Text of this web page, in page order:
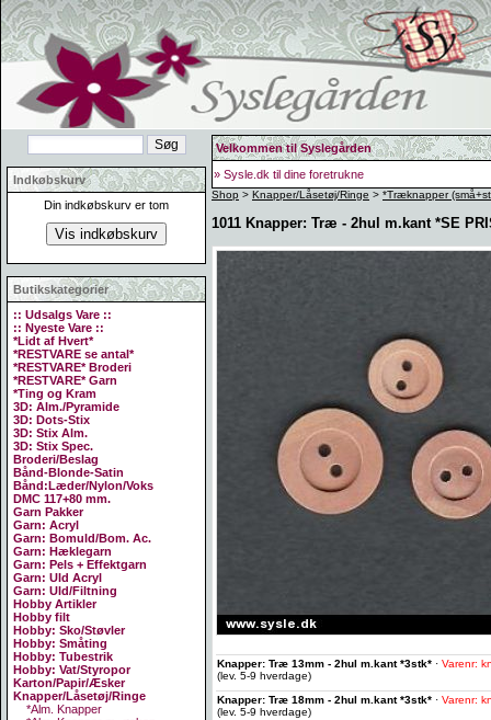
Indkøbskurv
Din indkøbskurv er tom
Butikskategorier
:: Udsalgs Vare ::
:: Nyeste Vare ::
*Lidt af Hvert*
*RESTVARE se antal*
*RESTVARE* Broderi
*RESTVARE* Garn
*Ting og Kram
3D: Alm./Pyramide
3D: Dots-Stix
3D: Stix Alm.
3D: Stix Spec.
Broderi/Beslag
Bånd-Blonde-Satin
Bånd:Læder/Nylon/Voks
DMC 117+80 mm.
Garn Pakker
Garn: Acryl
Garn: Bomuld/Bom. Ac.
Garn: Hæklegarn
Garn: Pels + Effektgarn
Garn: Uld Acryl
Garn: Uld/Filtning
Hobby Artikler
Hobby filt
Hobby: Sko/Støvler
Hobby: Småting
Hobby: Tubestrik
Hobby: Vat/Styropor
Karton/Papir/Æsker
Knapper/Låsetøj/Ringe
*Alm. Knapper
Velkommen til Syslegården
» Sysle.dk til dine foretrukne
Shop > Knapper/Låsetøj/Ringe > *Træknapper
1011 Knapper: Træ - 2hul m.kant *SE
Knapper: Træ 13mm - 2hul m.kant *3stk* · Varenr:
(lev. 5-9 hverdage)
Knapper: Træ 18mm - 2hul m.kant *3stk* · Varenr:
(lev. 5-9 hverdage)